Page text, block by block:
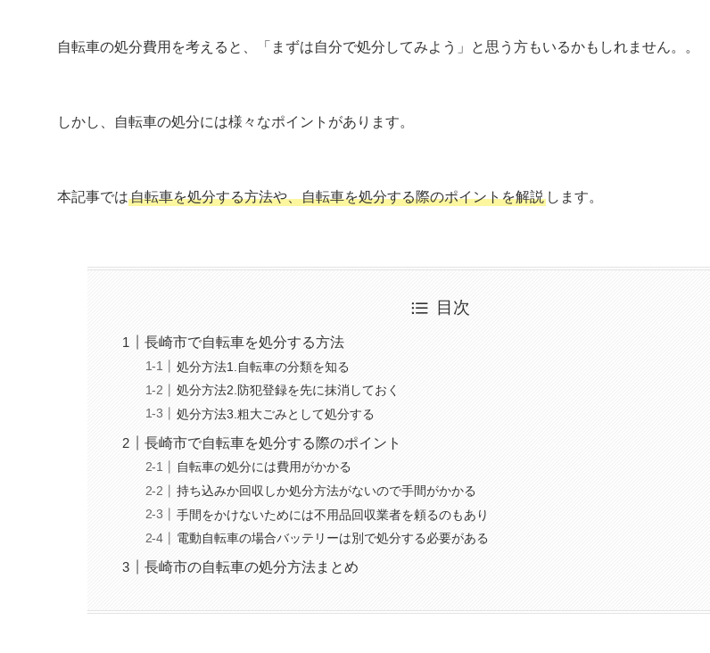
自転車の処分費用を考えると、「まずは自分で処分してみよう」と思う方もいるかもしれません。。
しかし、自転車の処分には様々なポイントがあります。
本記事では自転車を処分する方法や、自転車を処分する際のポイントを解説 します。
目次
長崎市で自転車を処分する方法
処分方法1.自転車の分類を知る
処分方法2.防犯登録を先に抹消しておく
処分方法3.粗大ごみとして処分する
長崎市で自転車を処分する際のポイント
自転車の処分には費用がかかる
持ち込みか回収しか処分方法がないので手間がかかる
手間をかけないためには不用品回収業者を頼るのもあり
電動自転車の場合バッテリーは別で処分する必要がある
長崎市の自転車の処分方法まとめ